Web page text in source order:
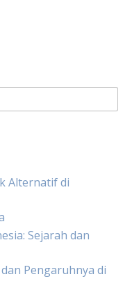
Alternatif di
Sejarah dan
Pengaruhnya di